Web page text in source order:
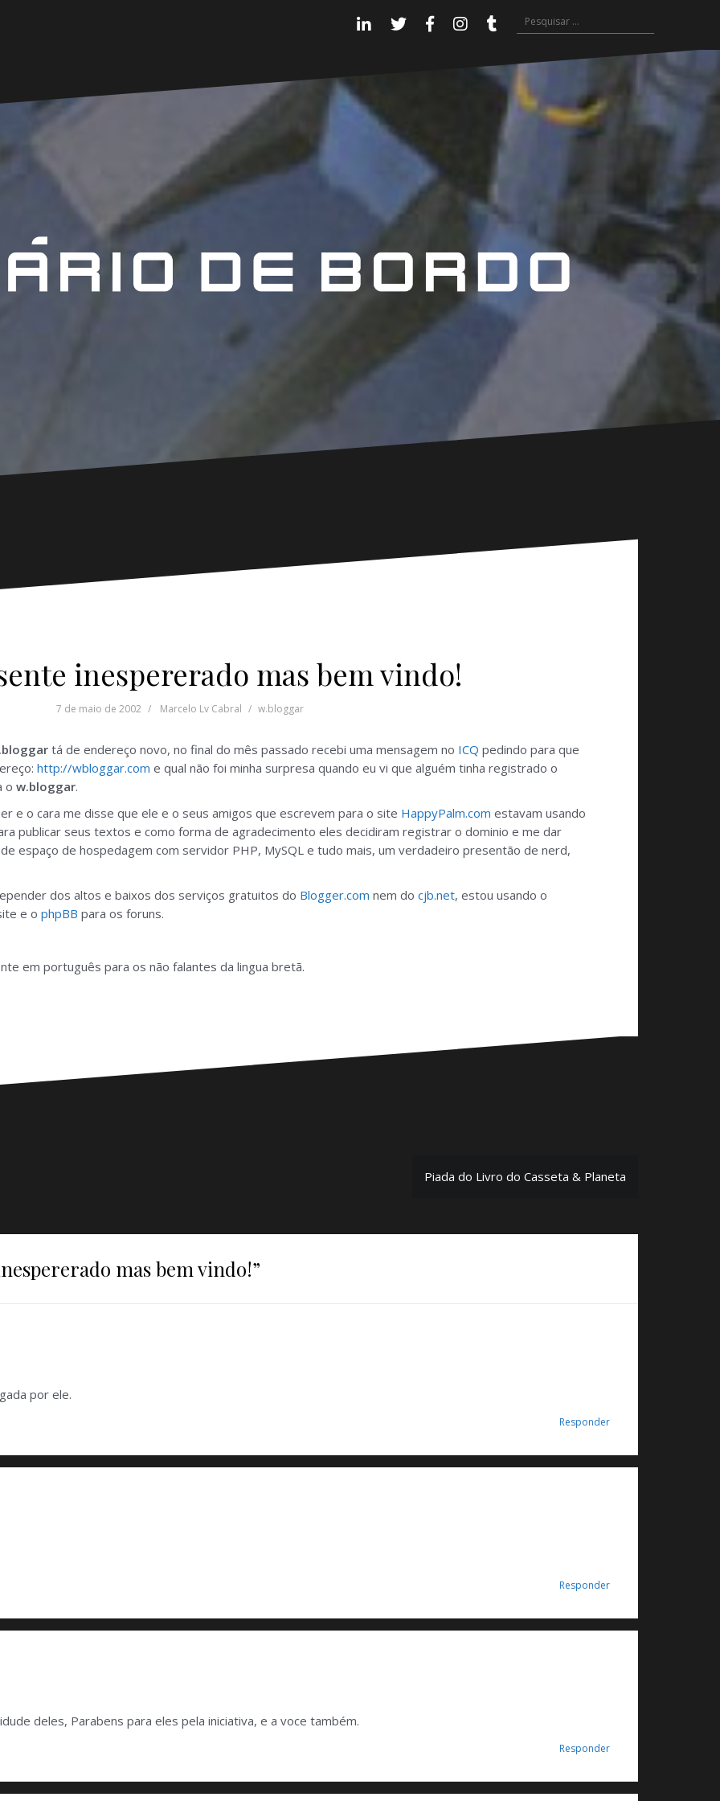
Twitter Instagram
Tumblr
Pesquisar
por:
inespererado mas bem vindo!
7 de maio de 2002 Marcelo Lv Cabral w.bloggar
tá de endereço novo, no final do mês passado recebi uma mensagem no ICQ pedindo para que
http://wbloggar.com e qual não foi minha surpresa quando eu vi que alguém tinha registrado o
o w.bloggar.
e o cara me disse que ele e o seus amigos que escrevem para o site HappyPalm.com estavam usando
publicar seus textos e como forma de agradecimento eles decidiram registrar o dominio e me dar
espaço de hospedagem com servidor PHP, MySQL e tudo mais, um verdadeiro presentão de nerd,
dos altos e baixos dos serviços gratuitos do Blogger.com nem do cjb.net, estou usando o
e o phpBB para os foruns.
em português para os não falantes da lingua bretã.
Piada do Livro do Casseta & Planeta
mas bem vindo!”
por ele.
Responder
Responder
deles, Parabens para eles pela iniciativa, e a voce também.
Responder